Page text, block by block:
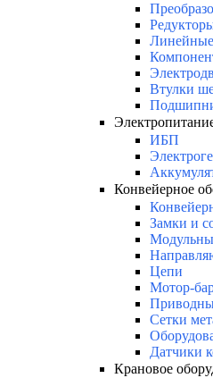
Втулки
ИБП
Конвейерное
Замки и
Цепи
Мотор-
Сетки
Датчики
Крановое